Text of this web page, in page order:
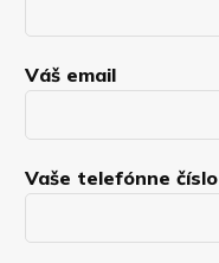
Váš email
Vaše telefónne číslo